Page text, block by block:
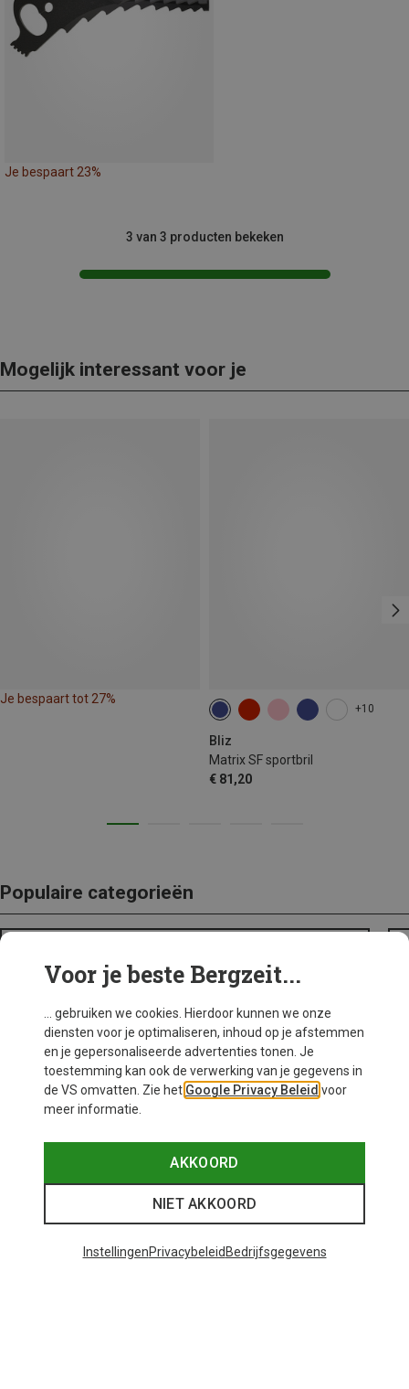
Je bespaart 23%
3 van 3 producten bekeken
Mogelijk interessant voor je
Je bespaart tot 27%
+10
Bliz
Matrix SF sportbril
€ 81,20
Populaire categorieën
Voor je beste Bergzeit...
... gebruiken we cookies. Hierdoor kunnen we onze
diensten voor je optimaliseren, inhoud op je afstemmen
en je gepersonaliseerde advertenties tonen. Je
toestemming kan ook de verwerking van je gegevens in
de VS omvatten. Zie het Google Privacy Beleid voor
meer informatie.
AKKOORD
NIET AKKOORD
InstellingenPrivacybeleid Bedrijfsgegevens